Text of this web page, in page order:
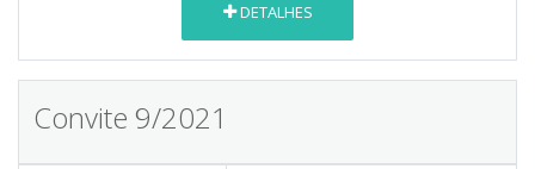
DETALHES
Convite 9/2021